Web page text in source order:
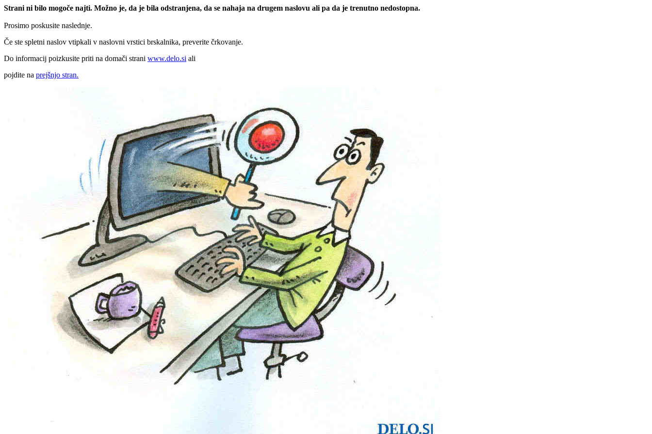
Strani ni bilo mogoče najti. Možno je, da je bila odstranjena, da se nahaja na drugem naslovu ali pa da je trenutno nedostopna.
Prosimo poskusite naslednje.
Če ste spletni naslov vtipkali v naslovni vrstici brskalnika, preverite črkovanje.
Do informacij poizkusite priti na domači strani www.delo.si ali
pojdite na prejšnjo stran.